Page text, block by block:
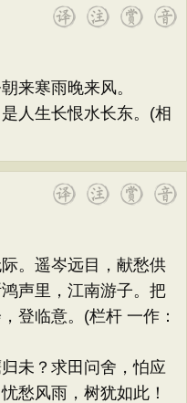
来寒雨晚来风。
人生长恨水长东。(相
。遥岑远目，献愁供
声里，江南游子。把
登临意。(栏杆 一作：
未？求田问舍，怕应
愁风雨，树犹如此！